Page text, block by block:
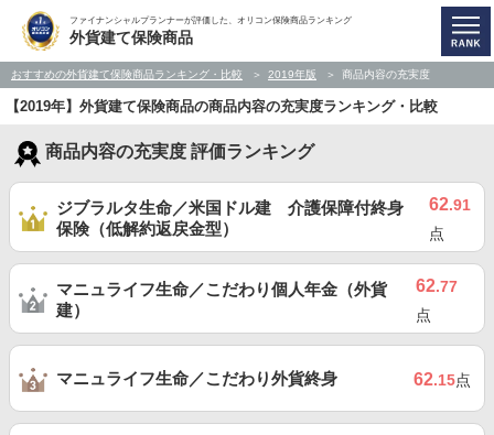
ファイナンシャルプランナーが評価した、オリコン保険商品ランキング
外貨建て保険商品
おすすめの外貨建て保険商品ランキング・比較 2019年版 商品内容の充実度
【2019年】外貨建て保険商品の商品内容の充実度ランキング・比較
商品内容の充実度 評価ランキング
ジブラルタ生命／米国ドル建 介護保障付終身
保険（低解約返戻金型）
62.91
点
マニュライフ生命／こだわり個人年金（外貨
建）
62.77
点
マニュライフ生命／こだわり外貨終身 62.15点